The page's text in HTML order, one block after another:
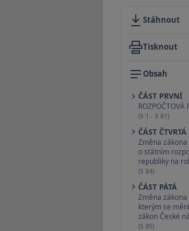
Stáhnout
Tisknout
Obsah
ČÁST PRVNÍ
ROZPOČTOVÁ
(§ 1 - § 81)
ČÁST ČTVRTÁ
Změna zákona
o státním
republiky na
(§ 84)
ČÁST PÁTÁ
Změna zákona
kterým se
zákon České
(§ 85)